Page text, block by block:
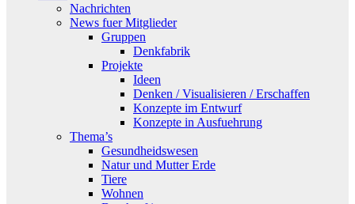
Nachrichten
News fuer Mitglieder
Gruppen
Denkfabrik
Projekte
Ideen
Denken / Visualisieren / Erschaffen
Konzepte im Entwurf
Konzepte in Ausfuehrung
Thema’s
Gesundheidswesen
Natur und Mutter Erde
Tiere
Wohnen